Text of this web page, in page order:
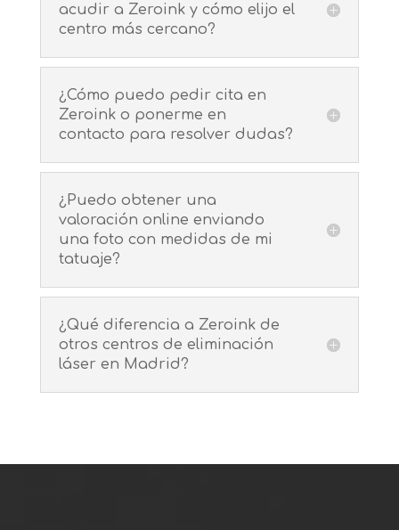
acudir a Zeroink y cómo elijo el
centro más cercano?
¿Cómo puedo pedir cita en
Zeroink o ponerme en
contacto para resolver dudas?
¿Puedo obtener una
valoración online enviando
una foto con medidas de mi
tatuaje?
¿Qué diferencia a Zeroink de
otros centros de eliminación
láser en Madrid?